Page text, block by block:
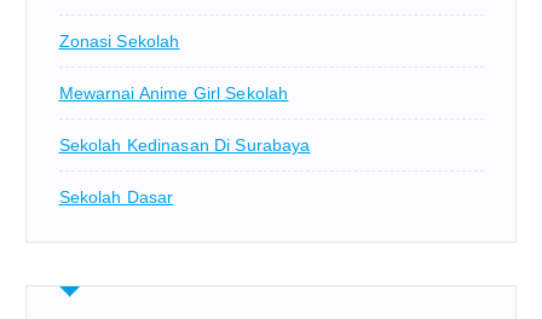
Zonasi Sekolah
Mewarnai Anime Girl Sekolah
Sekolah Kedinasan Di Surabaya
Sekolah Dasar